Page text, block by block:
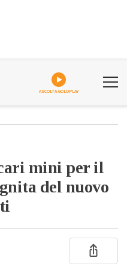
ASCOLTA GOLDPLAY
mini per il
del nuovo